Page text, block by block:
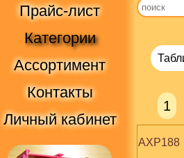
Прайс-лист
Категории
Ассортимент
Контакты
Личный кабинет
1
AXP188